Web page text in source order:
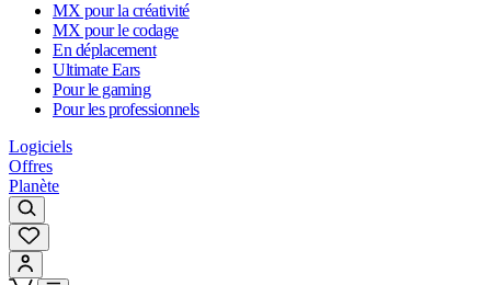
MX pour la créativité
MX pour le codage
En déplacement
Ultimate Ears
Pour le gaming
Pour les professionnels
Logiciels
Offres
Planète